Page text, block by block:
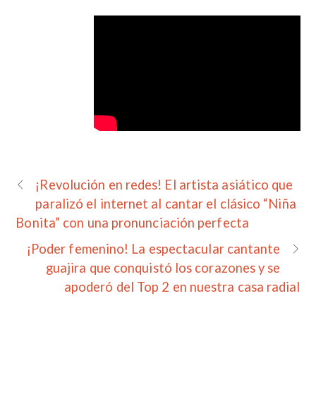
¡Revolución en redes! El artista asiático que
paralizó el internet al cantar el clásico “Niña
Bonita” con una pronunciación perfecta
¡Poder femenino! La espectacular cantante
guajira que conquistó los corazones y se
apoderó del Top 2 en nuestra casa radial